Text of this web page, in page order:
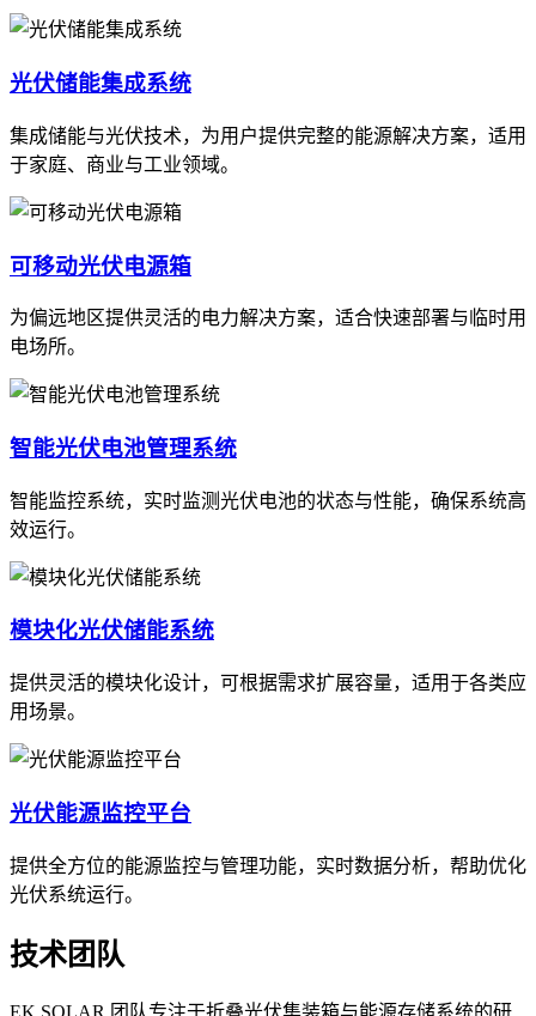
光伏储能集成系统
集成储能与光伏技术，为用户提供完整的能源解决方案，适用
于家庭、商业与工业领域。
可移动光伏电源箱
为偏远地区提供灵活的电力解决方案，适合快速部署与临时用
电场所。
智能光伏电池管理系统
智能监控系统，实时监测光伏电池的状态与性能，确保系统高
效运行。
模块化光伏储能系统
提供灵活的模块化设计，可根据需求扩展容量，适用于各类应
用场景。
光伏能源监控平台
提供全方位的能源监控与管理功能，实时数据分析，帮助优化
光伏系统运行。
技术团队